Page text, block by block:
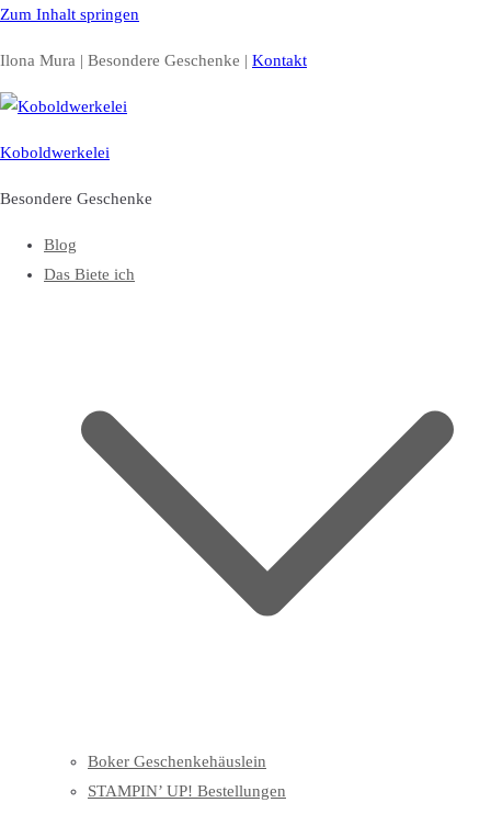
Zum Inhalt springen
Ilona Mura | Besondere Geschenke | Kontakt
Koboldwerkelei
Besondere Geschenke
Blog
Das Biete ich
Boker Geschenkehäuslein
STAMPIN’ UP! Bestellungen